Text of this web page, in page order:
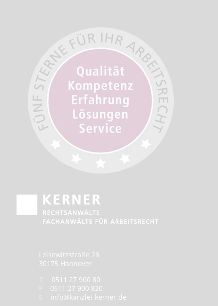
Leisewitzstraße 28
30175 Hannover
0511 27 900 80
0511 27 900 820
info@kanzlei-kerner.de